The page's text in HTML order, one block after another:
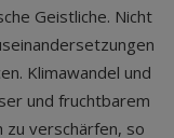
Geistliche. Nicht
Klimawandel und
und fruchtbarem
zu verschärfen, so